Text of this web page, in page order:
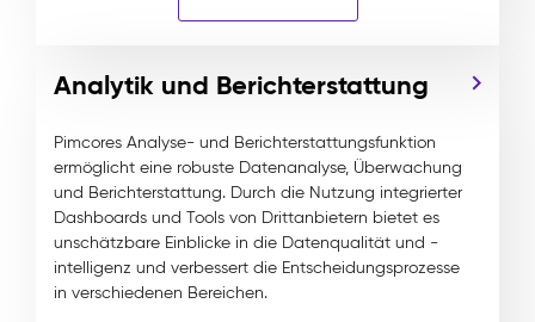
Analytik und Berichterstattung
Pimcores Analyse- und Berichterstattungsfunktion
ermöglicht eine robuste Datenanalyse, Überwachung
und Berichterstattung. Durch die Nutzung integrierter
Dashboards und Tools von Drittanbietern bietet es
unschätzbare Einblicke in die Datenqualität und -
intelligenz und verbessert die Entscheidungsprozesse
in verschiedenen Bereichen.